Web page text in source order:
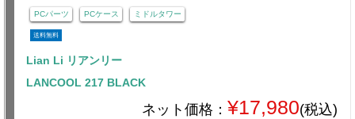
PCパーツ PCケース ミドルタワー
送料無料
Lian Li リアンリー
LANCOOL 217 BLACK
ネット価格： ¥17,980(税込)